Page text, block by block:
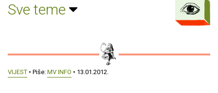
Sve teme
VIJEST • Piše: MV INFO • 13.01.2012.